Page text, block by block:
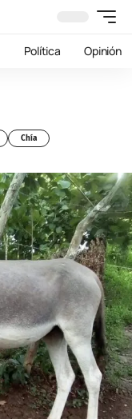
Política Opinión
Chía